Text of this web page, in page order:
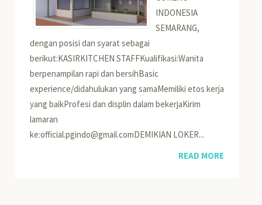
INDONESIA
SEMARANG,
dengan posisi dan syarat sebagai
berikut:KASIRKITCHEN STAFFKualifikasi:Wanita
berpenampilan rapi dan bersihBasic
experience/didahulukan yang samaMemiliki etos kerja
yang baikProfesi dan displin dalam bekerjaKirim
lamaran
ke:official.pgindo@gmail.comDEMIKIAN LOKER...
READ MORE